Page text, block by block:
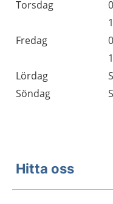
Torsdag
Fredag
Lördag
Söndag
Hitta oss